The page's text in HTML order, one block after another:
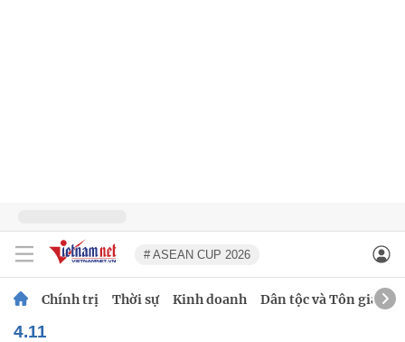
# ASEAN CUP 2026
Chính trị Thời sự Kinh doanh Dân tộc và Tôn giáo
4.11